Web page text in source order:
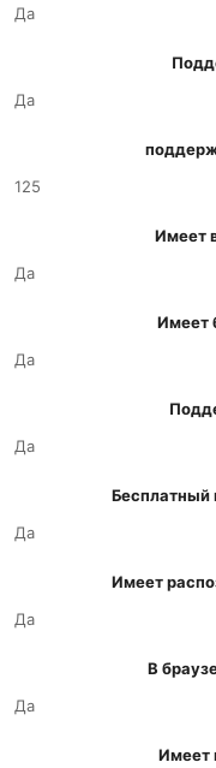
Да
Да
125
Имеет
Да
Имеет
Да
Да
Бесплатный
Да
Имеет
Да
В
Да
Имеет